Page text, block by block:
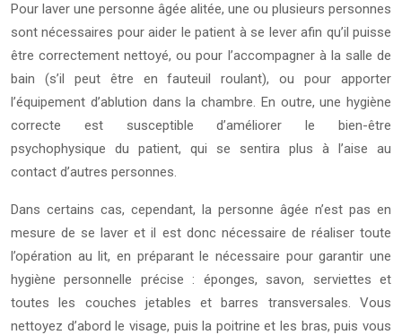
Pour laver une personne âgée alitée, une ou plusieurs personnes
sont nécessaires pour aider le patient à se lever afin qu’il puisse
être correctement nettoyé, ou pour l’accompagner à la salle de
bain (s’il peut être en fauteuil roulant), ou pour apporter
l’équipement d’ablution dans la chambre. En outre, une hygiène
correcte est susceptible d’améliorer le bien-être
psychophysique du patient, qui se sentira plus à l’aise au
contact d’autres personnes.
Dans certains cas, cependant, la personne âgée n’est pas en
mesure de se laver et il est donc nécessaire de réaliser toute
l’opération au lit, en préparant le nécessaire pour garantir une
hygiène personnelle précise : éponges, savon, serviettes et
toutes les couches jetables et barres transversales. Vous
nettoyez d’abord le visage, puis la poitrine et les bras, puis vous